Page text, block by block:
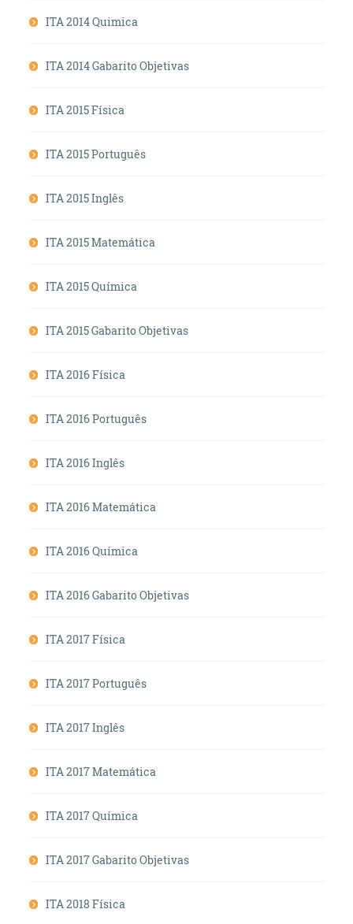
ITA 2014 Quimica
ITA 2014 Gabarito Objetivas
ITA 2015 Física
ITA 2015 Português
ITA 2015 Inglês
ITA 2015 Matemática
ITA 2015 Química
ITA 2015 Gabarito Objetivas
ITA 2016 Física
ITA 2016 Português
ITA 2016 Inglês
ITA 2016 Matemática
ITA 2016 Química
ITA 2016 Gabarito Objetivas
ITA 2017 Física
ITA 2017 Português
ITA 2017 Inglês
ITA 2017 Matemática
ITA 2017 Química
ITA 2017 Gabarito Objetivas
ITA 2018 Física